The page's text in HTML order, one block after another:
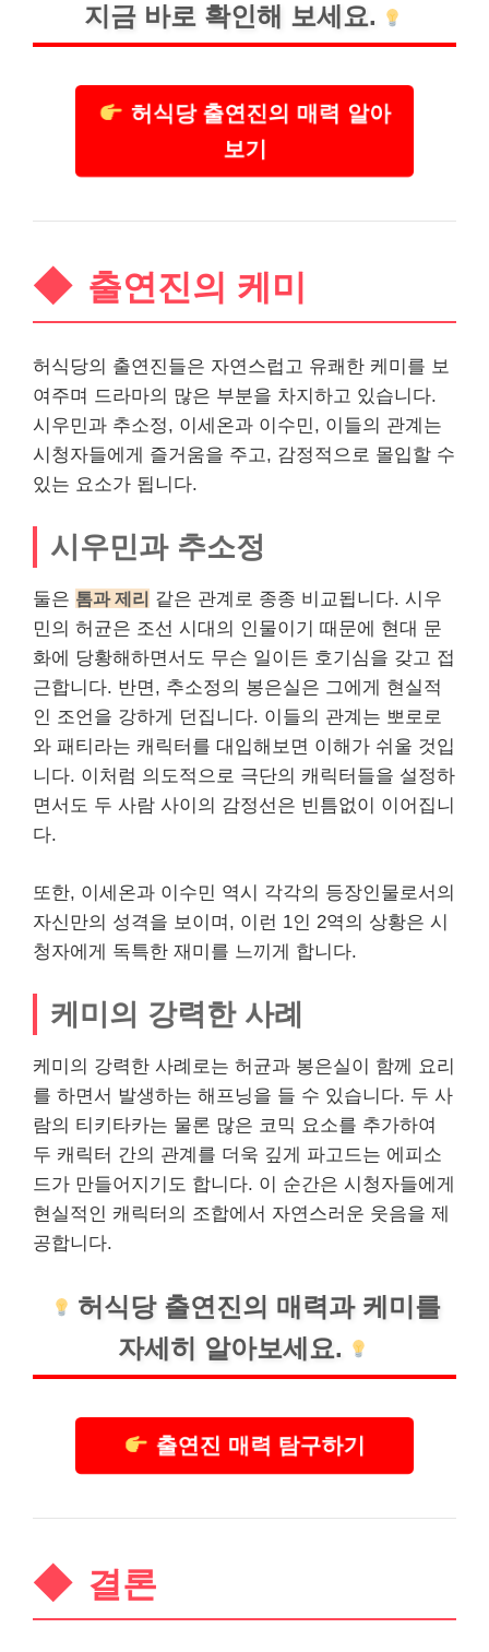
지금 바로 확인해 보세요.
허식당 출연진의 매력 알아
보기
출연진의 케미
허식당의 출연진들은 자연스럽고 유쾌한 케미를 보
여주며 드라마의 많은 부분을 차지하고 있습니다.
시우민과 추소정, 이세온과 이수민, 이들의 관계는
시청자들에게 즐거움을 주고, 감정적으로 몰입할 수
있는 요소가 됩니다.
시우민과 추소정
둘은 톰과 제리 같은 관계로 종종 비교됩니다. 시우
민의 허균은 조선 시대의 인물이기 때문에 현대 문
화에 당황해하면서도 무슨 일이든 호기심을 갖고 접
근합니다. 반면, 추소정의 봉은실은 그에게 현실적
인 조언을 강하게 던집니다. 이들의 관계는 뽀로로
와 패티라는 캐릭터를 대입해보면 이해가 쉬울 것입
니다. 이처럼 의도적으로 극단의 캐릭터들을 설정하
면서도 두 사람 사이의 감정선은 빈틈없이 이어집니
다.
또한, 이세온과 이수민 역시 각각의 등장인물로서의
자신만의 성격을 보이며, 이런 1인 2역의 상황은 시
청자에게 독특한 재미를 느끼게 합니다.
케미의 강력한 사례
케미의 강력한 사례로는 허균과 봉은실이 함께 요리
를 하면서 발생하는 해프닝을 들 수 있습니다. 두 사
람의 티키타카는 물론 많은 코믹 요소를 추가하여
두 캐릭터 간의 관계를 더욱 깊게 파고드는 에피소
드가 만들어지기도 합니다. 이 순간은 시청자들에게
현실적인 캐릭터의 조합에서 자연스러운 웃음을 제
공합니다.
허식당 출연진의 매력과 케미를
자세히 알아보세요.
출연진 매력 탐구하기
결론